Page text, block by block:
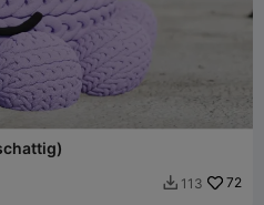
 113 72